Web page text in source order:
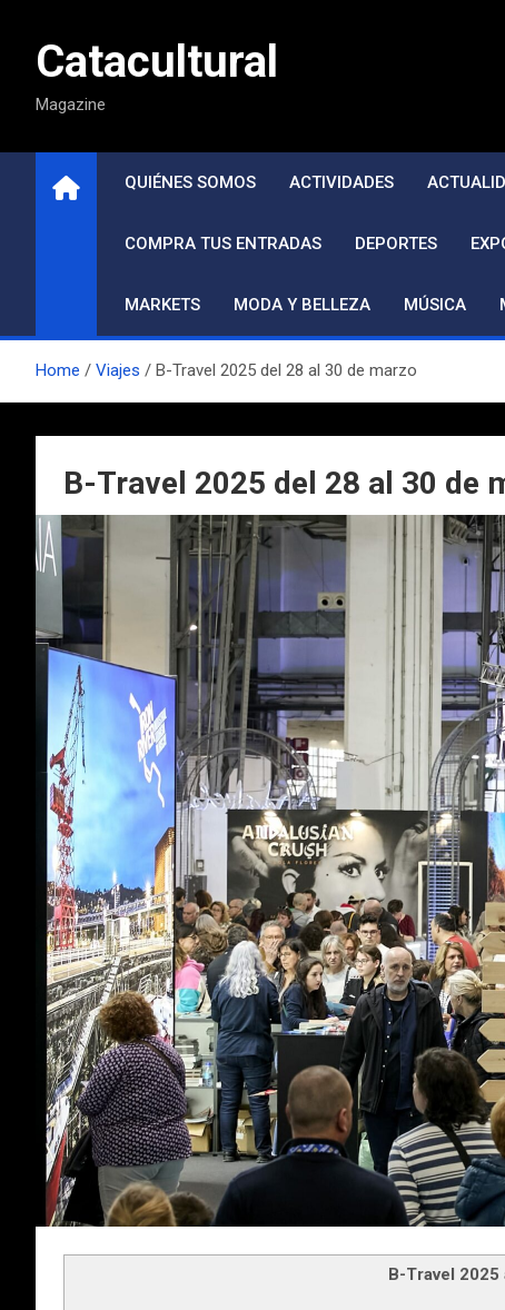
contenidoCatacultural
Magazine
QUIÉNES SOMOS ACTIVIDADES
COMPRA TUS ENTRADAS DEPORTES
MARKETS MODA Y BELLEZA MÚSICA
Home Viajes B-Travel 2025 del 28 al 30 de marzo
B-Travel 2025 del 28 al 30 de
B-Travel